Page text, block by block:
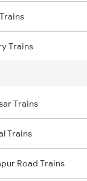
Trains
Trains
Trains
Trains
Trains
Trains
Road Trains